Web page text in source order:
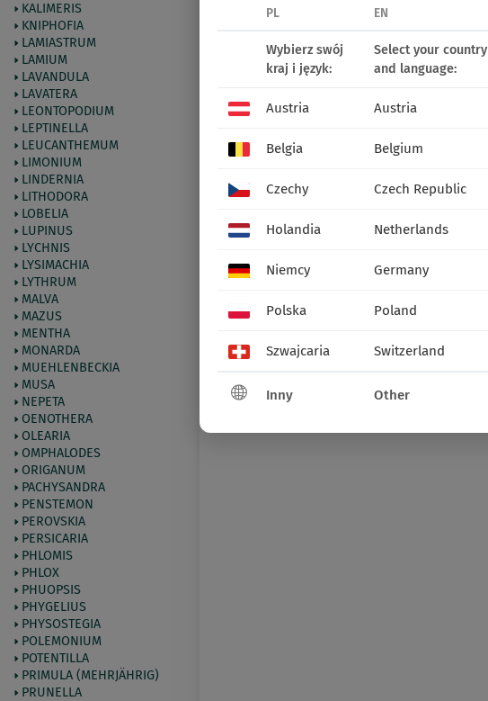
KALIMERIS
KNIPHOFIA
LAMIASTRUM
LAMIUM
LAVANDULA
LAVATERA
LEONTOPODIUM
LEPTINELLA
LEUCANTHEMUM
LIMONIUM
LINDERNIA
LITHODORA
LOBELIA
LUPINUS
LYCHNIS
LYSIMACHIA
LYTHRUM
MALVA
MAZUS
MENTHA
MONARDA
MUEHLENBECKIA
MUSA
NEPETA
OENOTHERA
OLEARIA
OMPHALODES
ORIGANUM
PACHYSANDRA
PENSTEMON
PEROVSKIA
PERSICARIA
PHLOMIS
PHLOX
PHUOPSIS
PHYGELIUS
PHYSOSTEGIA
POLEMONIUM
POTENTILLA
PRIMULA (MEHRJÄHRIG)
PRUNELLA
PL EN
Wybierz swój
kraj i język:
Select your country
and language:
Austria Austria
Belgia Belgium
Czechy Czech Republic
Holandia Netherlands
Niemcy Germany
Polska Poland
Szwajcaria Switzerland
Inny Other